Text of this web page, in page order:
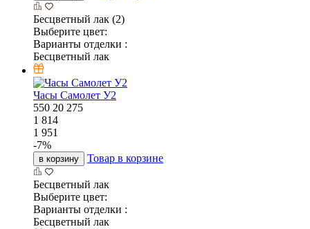
Бесцветный лак (2)
Выберите цвет:
Варианты отделки :
Бесцветный лак
Часы Самолет У2
550 20 275
1 814
1 951
-7%
в корзину Товар в корзине
Бесцветный лак
Выберите цвет:
Варианты отделки :
Бесцветный лак